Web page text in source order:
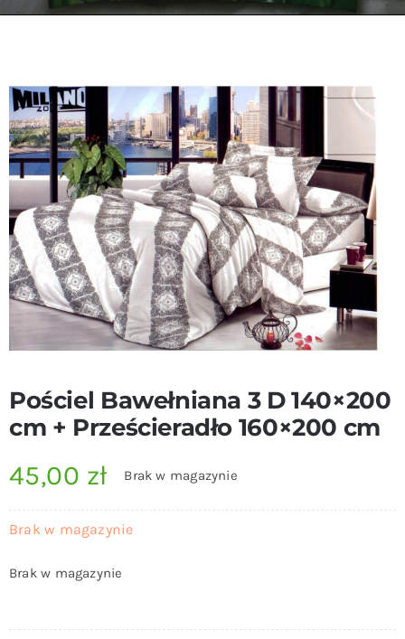
Pościel Bawełniana 3 D 140×200
cm + Prześcieradło 160×200 cm
45,00 zł Brak w magazynie
Brak w magazynie
Brak w magazynie